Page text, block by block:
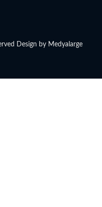
Design by Medyalarge